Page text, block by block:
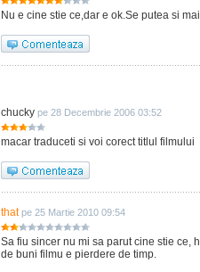
Nu e cine stie ce,dar e ok.Se putea si
chucky pe 28 Decembrie 2006 03:52
macar traduceti si voi corect titlul filmului
that pe 25 Martie 2010 09:54
Sa fiu sincer nu mi sa parut cine stie ce,
de buni filmu e pierdere de timp.